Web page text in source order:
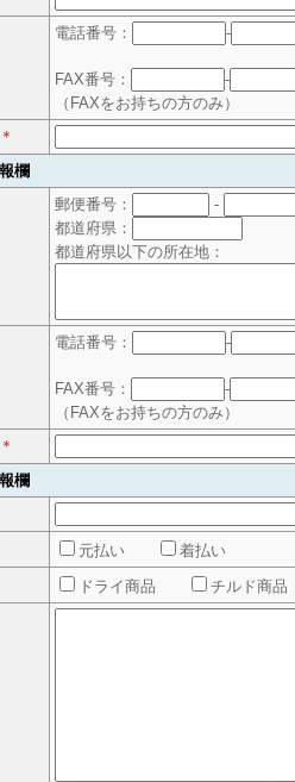
電話番号： -
FAX番号： -
（FAXをお持ちの方のみ）
＊
欄
郵便番号： -
都道府県：
都道府県以下の所在地：
電話番号： -
FAX番号： -
（FAXをお持ちの方のみ）
＊
欄
元払い
着払い
ドライ商品 チルド商